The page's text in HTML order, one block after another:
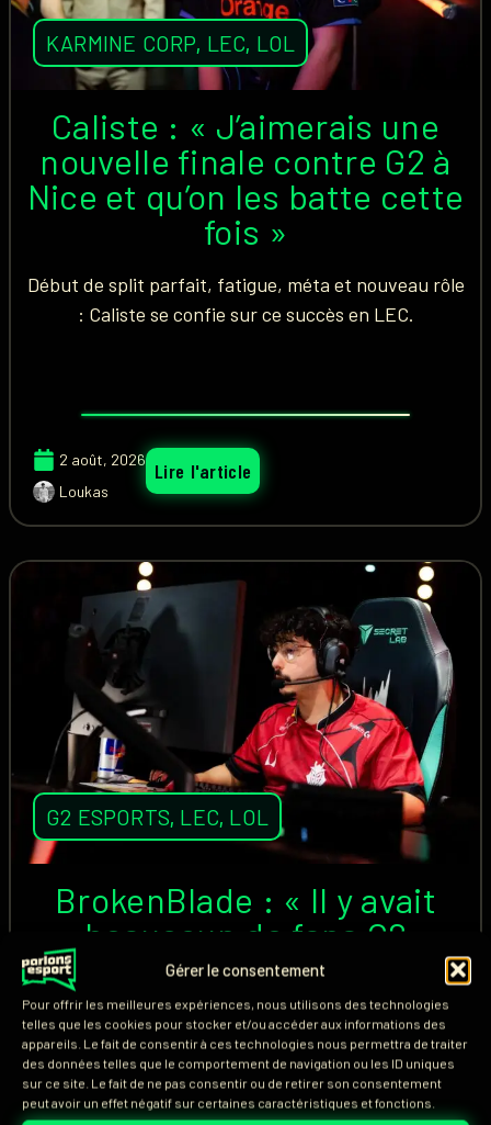
Gérer le consentement
Pour offrir les meilleures expériences, nous utilisons des technologies
telles que les cookies pour stocker et/ou accéder aux informations des
appareils. Le fait de consentir à ces technologies nous permettra de traiter
des données telles que le comportement de navigation ou les ID uniques
sur ce site. Le fait de ne pas consentir ou de retirer son consentement
peut avoir un effet négatif sur certaines caractéristiques et fonctions.
KARMINE CORP, LEC, LOL
Caliste : « J’aimerais une
nouvelle finale contre G2 à
Nice et qu’on les batte cette
fois »
Début de split parfait, fatigue, méta et nouveau rôle
: Caliste se confie sur ce succès en LEC.
2 août, 2026
Loukas
Lire l'article
G2 ESPORTS, LEC, LOL
BrokenBlade : « Il y avait
beaucoup de fans G2
Esports au LEC Roadtrip de
Paris »
Retour sur les mots de BrokenBlade après la victoire
de G2 Esports face à Team Vitality en LEC Summer
2026.